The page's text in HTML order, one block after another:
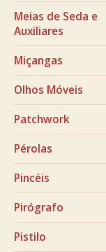
Meias de Seda e
Auxiliares
Miçangas
Olhos Móveis
Patchwork
Pérolas
Pincéis
Pirógrafo
Pistilo